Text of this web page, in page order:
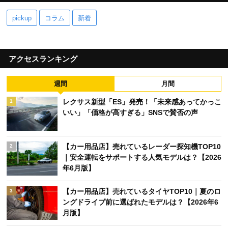
pickup コラム 新着
アクセスランキング
週間 月間
1
レクサス新型「ES」発売！「未来感あってかっこ
いい」「価格が高すぎる」SNSで賛否の声
2
【カー用品店】売れているレーダー探知機TOP10
｜安全運転をサポートする人気モデルは？【2026
年6月版】
3
【カー用品店】売れているタイヤTOP10｜夏のロ
ングドライブ前に選ばれたモデルは？【2026年6
月版】